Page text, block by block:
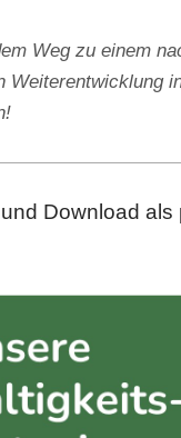
Weg zu einem
Weiterentwicklung
Download als